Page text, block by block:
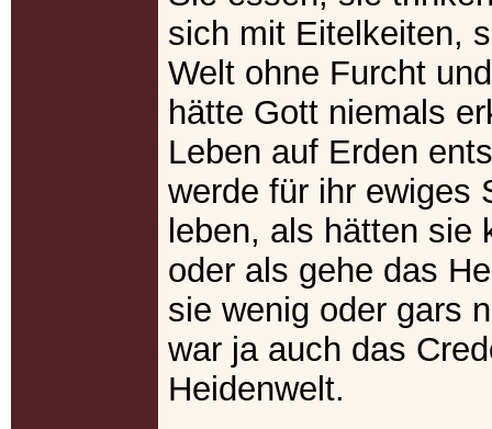
sich mit Eitelkeiten,
Welt ohne Furcht
hätte Gott niemals
Leben auf Erden
werde für ihr ewiges
leben, als hätten sie
oder als gehe das
sie wenig oder gars
war ja auch das
Heidenwelt.